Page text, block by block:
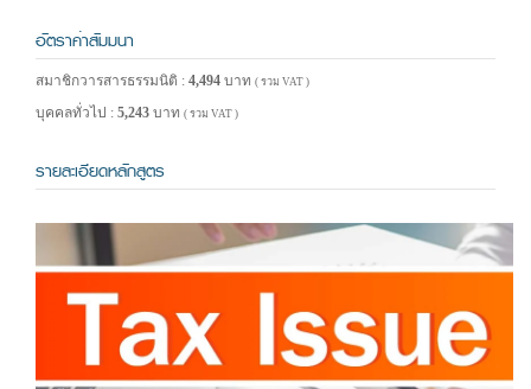
อัตราค่าสัมมนา
สมาชิกวารสารธรรมนิติ : 4,494 บาท ( รวม VAT )
บุคคลทั่วไป : 5,243 บาท ( รวม VAT )
รายละเอียดหลักสูตร